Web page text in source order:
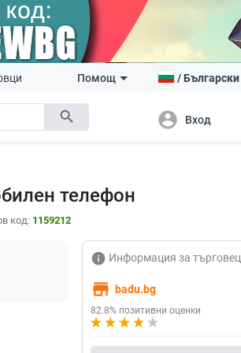
search
Помощ /Български
account_circle Вход
телефон
код: 1159212
info Информация за търговец
store badu.bg
82.8% позитивни оценки